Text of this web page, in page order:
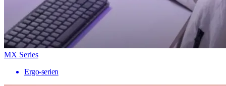
MX Series
Ergo-serien